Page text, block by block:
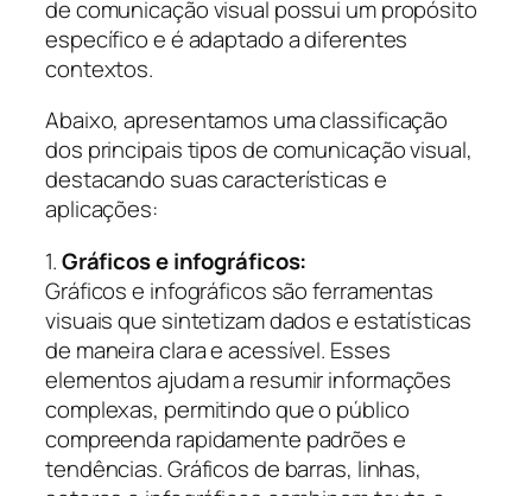
de comunicação visual possui um propósito
específico e é adaptado a diferentes
contextos.
Abaixo, apresentamos uma classificação
dos principais tipos de comunicação visual,
destacando suas características e
aplicações:
1.Gráficos e infográficos:
Gráficos e infográficos são ferramentas
visuais que sintetizam dados e estatísticas
de maneira clara e acessível. Esses
elementos ajudam a resumir informações
complexas, permitindo que o público
compreenda rapidamente padrões e
tendências. Gráficos de barras, linhas,